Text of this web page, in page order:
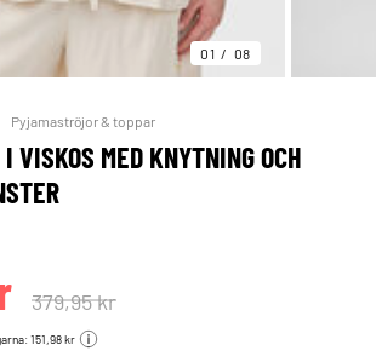
01 08
Pyjamaströjor & toppar
VISKOS MED KNYTNING OCH
379,95 kr
151,98 kr